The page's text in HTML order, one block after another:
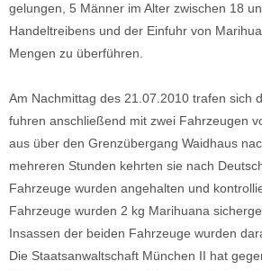
gelungen, 5 Männer im Alter zwischen 18
Handeltreibens und der Einfuhr von
Mengen zu überführen.
Am Nachmittag des 21.07.2010 trafen sich
fuhren anschließend mit zwei Fahrzeugen
aus über den Grenzübergang Waidhaus
mehreren Stunden kehrten sie nach
Fahrzeuge wurden angehalten und
Fahrzeuge wurden 2 kg Marihuana
Insassen der beiden Fahrzeuge wurden
Die Staatsanwaltschaft München II hat